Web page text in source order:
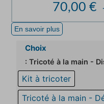
70,00€
En savoir plus
Choix
: Tricoté à la main -
Kit à tricoter
Tricoté à la main -